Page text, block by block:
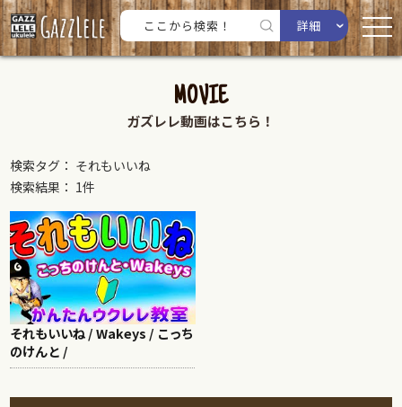
詳細
MOVIE
ガズレレ動画はこちら！
検索タグ： それもいいね
検索結果： 1件
それもいいね / Wakeys / こっち
のけんと /